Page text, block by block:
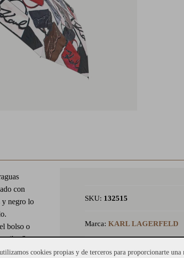
con
y negro lo
bolso o
Su
y
SKU: 132515
Marca: KARL LAGERFELD
Colores: MULTICOLOR
cookies propias y de terceros para proporcionarte una